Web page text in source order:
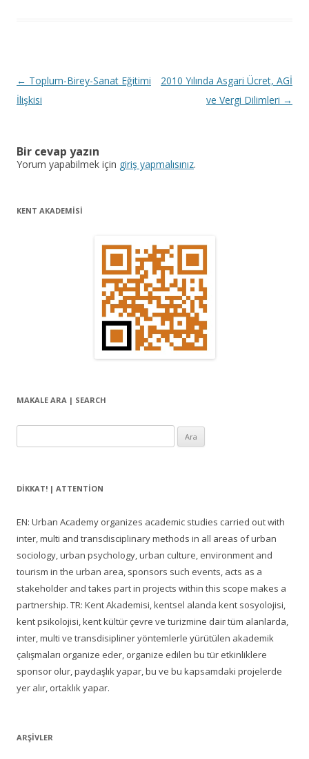
Y
a
d
a
← Toplum-Birey-Sanat Eğitimi
İlişkisi
2010 Yılında Asgari Ücret, AGİ
ve Vergi Dilimleri →
Bir cevap yazın
Yorum yapabilmek için giriş yapmalısınız.
KENT AKADEMİSİ
MAKALE ARA | SEARCH
DIKKAT! | ATTENTION
EN: Urban Academy organizes academic studies carried out with
inter, multi and transdisciplinary methods in all areas of urban
sociology, urban psychology, urban culture, environment and
tourism in the urban area, sponsors such events, acts as a
stakeholder and takes part in projects within this scope makes a
partnership. TR: Kent Akademisi, kentsel alanda kent sosyolojisi,
kent psikolojisi, kent kültür çevre ve turizmine dair tüm alanlarda,
inter, multi ve transdisipliner yöntemlerle yürütülen akademik
çalışmaları organize eder, organize edilen bu tür etkinliklere
sponsor olur, paydaşlık yapar, bu ve bu kapsamdaki projelerde
yer alır, ortaklık yapar.
ARŞIVLER